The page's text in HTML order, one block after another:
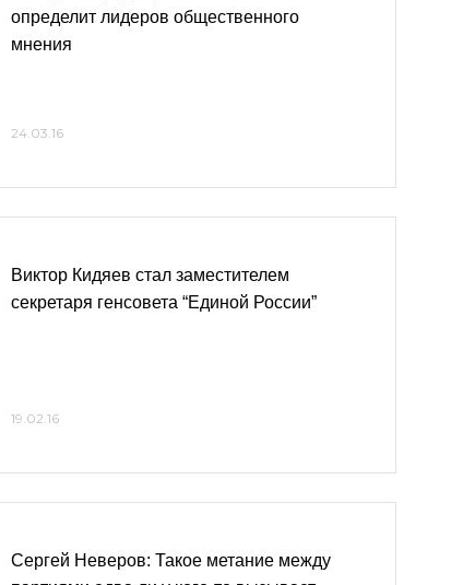
определит лидеров общественного
мнения
24.03.16
Виктор Кидяев стал заместителем
секретаря генсовета “Единой России”
19.02.16
Сергей Неверов: Такое метание между